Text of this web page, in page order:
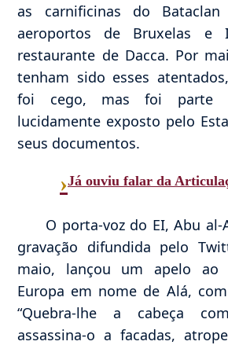
as carnificinas do
aeroportos de Bruxelas e
restaurante de Dacca. Por
tenham sido esses
foi cego, mas foi parte
lucidamente exposto pelo
seus documentos.
›Já ouviu falar da
O porta-voz do EI, Abu
gravação difundida pelo
maio, lançou um apelo ao
Europa em nome de Alá,
“Quebra-lhe a cabeça
assassina-o a facadas,